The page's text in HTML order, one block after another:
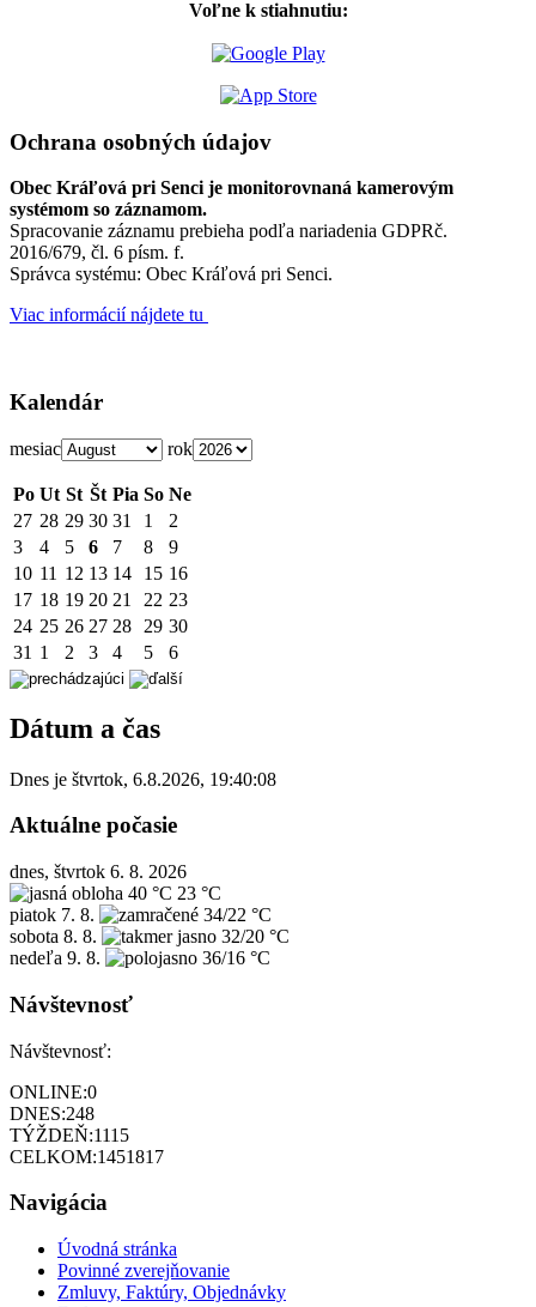
Voľne k stiahnutiu:
Ochrana osobných údajov
Obec Kráľová pri Senci je monitorovnaná kamerovým
systémom so záznamom.
Spracovanie záznamu prebieha podľa nariadenia GDPRč.
2016/679, čl. 6 písm. f.
Správca systému: Obec Kráľová pri Senci.
Viac informácií nájdete tu
Kalendár
mesiac rok
Po Ut St Št Pia So Ne
27 28 29 30 31 1
2
3
4 5 6 7 8
9
10 11 12 13 14 15 16
17 18 19 20 21 22 23
24 25 26 27 28 29 30
31 1 2 3 4 5 6
Dátum a čas
Dnes je štvrtok, 6.8.2026, 19:40:08
Aktuálne počasie
dnes, štvrtok 6. 8. 2026
40 °C 23 °C
piatok 7. 8.
34/22 °C
sobota 8. 8.
32/20 °C
nedeľa 9. 8. 36/16 °C
Návštevnosť
Návštevnosť:
ONLINE:0
DNES:248
TÝŽDEŇ:1115
CELKOM:1451817
Navigácia
Úvodná stránka
Povinné zverejňovanie
Zmluvy, Faktúry, Objednávky